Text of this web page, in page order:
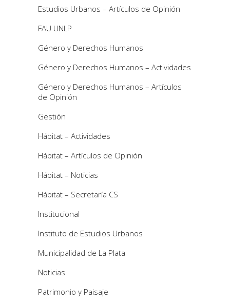
Estudios Urbanos – Artículos de Opinión
FAU UNLP
Género y Derechos Humanos
Género y Derechos Humanos – Actividades
Género y Derechos Humanos – Artículos
de Opinión
Gestión
Hábitat – Actividades
Hábitat – Artículos de Opinión
Hábitat – Noticias
Hábitat – Secretaría CS
Institucional
Instituto de Estudios Urbanos
Municipalidad de La Plata
Noticias
Patrimonio y Paisaje